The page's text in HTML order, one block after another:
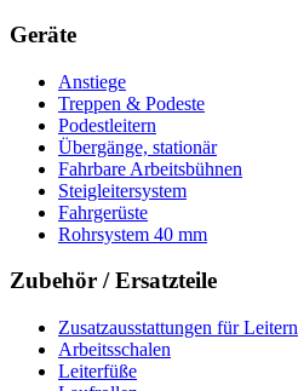
Geräte
Anstiege
Treppen & Podeste
Podestleitern
Übergänge, stationär
Fahrbare Arbeitsbühnen
Steigleitersystem
Fahrgerüste
Rohrsystem 40 mm
Zubehör / Ersatzteile
Zusatzausstattungen für Leitern
Arbeitsschalen
Leiterfüße